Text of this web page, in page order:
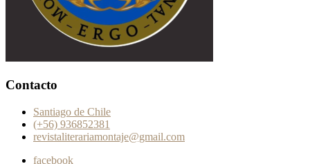
Contacto
Santiago de Chile
(+56) 936852381
revistaliterariamontaje@gmail.com
facebook